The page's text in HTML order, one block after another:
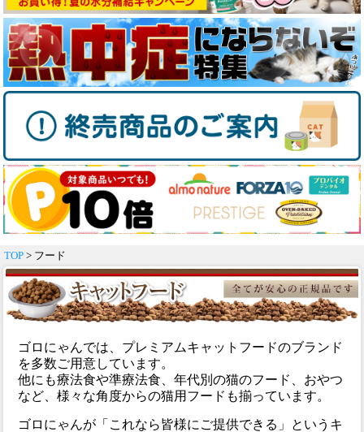
TOP > フード
ゴロにゃんでは、プレミアムキャットフードのブランド
を多数ご用意しています。
他にも療法食や準療法食、年代別の猫のフード、おやつ
など、様々な角度からの猫用フードも揃っています。
ゴロにゃんが「これなら皆様にご提供できる」というキ